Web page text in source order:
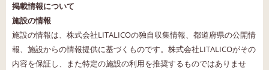
掲載情報について
施設の情報
施設の情報は、株式会社LITALICOの独自収集情報、都道府県の公開情
報、施設からの情報提供に基づくものです。株式会社LITALICOがその
内容を保証し、また特定の施設の利用を推奨するものではありませ